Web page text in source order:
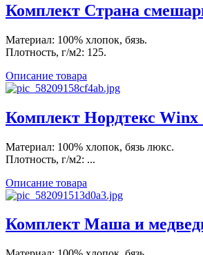
Комплект Страна
Материал: 100% хлопок, бязь.
Плотность, г/м2: 125.
Описание товара
Комплект Нордтекс Winx
Материал: 100% хлопок, бязь люкс.
Плотность, г/м2: ...
Описание товара
Комплект Маша и